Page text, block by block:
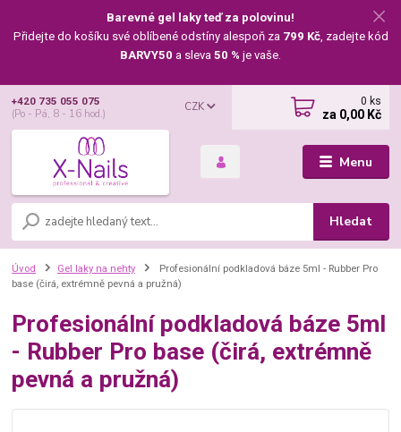
Barevné gel laky teď za polovinu!
Přidejte do košíku své oblíbené odstíny alespoň za 799 Kč, zadejte kód
BARVY50 a sleva 50 % je vaše.
Menu
CZK
Hledat
+420 735 055 075
(Po - Pá, 8 - 16 hod.)
0 ks
za 0,00 Kč
Úvod Gel laky na nehty
Profesionální podkladová báze 5ml - Rubber Pro
base (čirá, extrémně pevná a pružná)
Profesionální podkladová báze 5ml
- Rubber Pro base (čirá, extrémně
pevná a pružná)